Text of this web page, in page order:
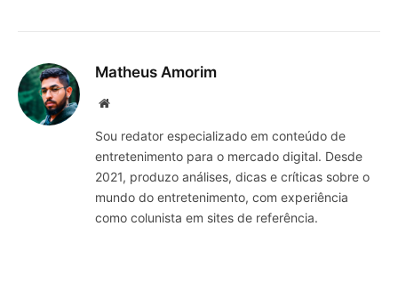
Matheus Amorim
Website
Sou redator especializado em conteúdo de
entretenimento para o mercado digital. Desde
2021, produzo análises, dicas e críticas sobre o
mundo do entretenimento, com experiência
como colunista em sites de referência.